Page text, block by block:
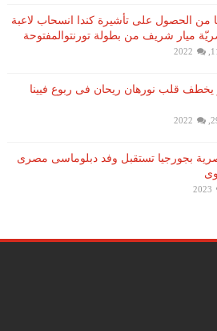
من الحصول على تأشيرة كندا انسحاب لاعبة
​ميار شريف​ من بطولة ​تورنتو​المفتوحة
قلب نورهان ريحان فى ربوع فيينا
بجورجيا تستقبل وفد دبلوماسى مصرى